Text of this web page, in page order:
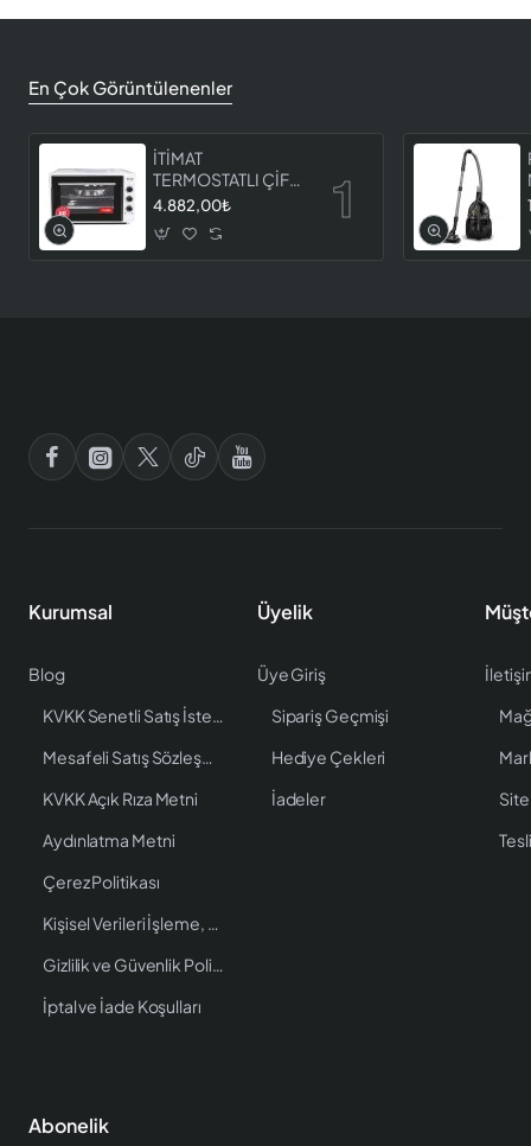
En Çok Görüntülenenler
İTİMAT
TERMOSTATLI ÇİFT
CAMLI FIRIN 8060
4.882,00₺
Kurumsal
Blog
KVKK Senetli Satış İstenen Bilgiler
Mesafeli Satış Sözleşmesi
KVKK Açık Rıza Metni
Aydınlatma Metni
Çerez Politikası
Kişisel Verileri İşleme, Saklama ve İmha Politikası
Gizlilik ve Güvenlik Politikası
İptal ve İade Koşulları
Üyelik
Üye Giriş
Sipariş Geçmişi
Hediye Çekleri
İadeler
Site
Abonelik